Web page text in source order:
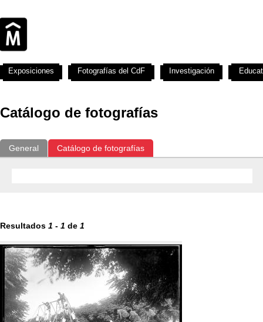
Catálogo de fotografías
General Catálogo de fotografías
Resultados 1 - 1 de 1
Exposiciones Fotografías del CdF Investigación